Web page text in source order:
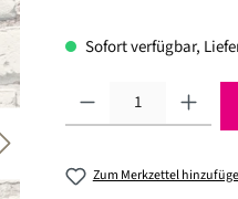
Sofort verfügbar,
Produkt Anzahl: Gib
Zum Merkzettel